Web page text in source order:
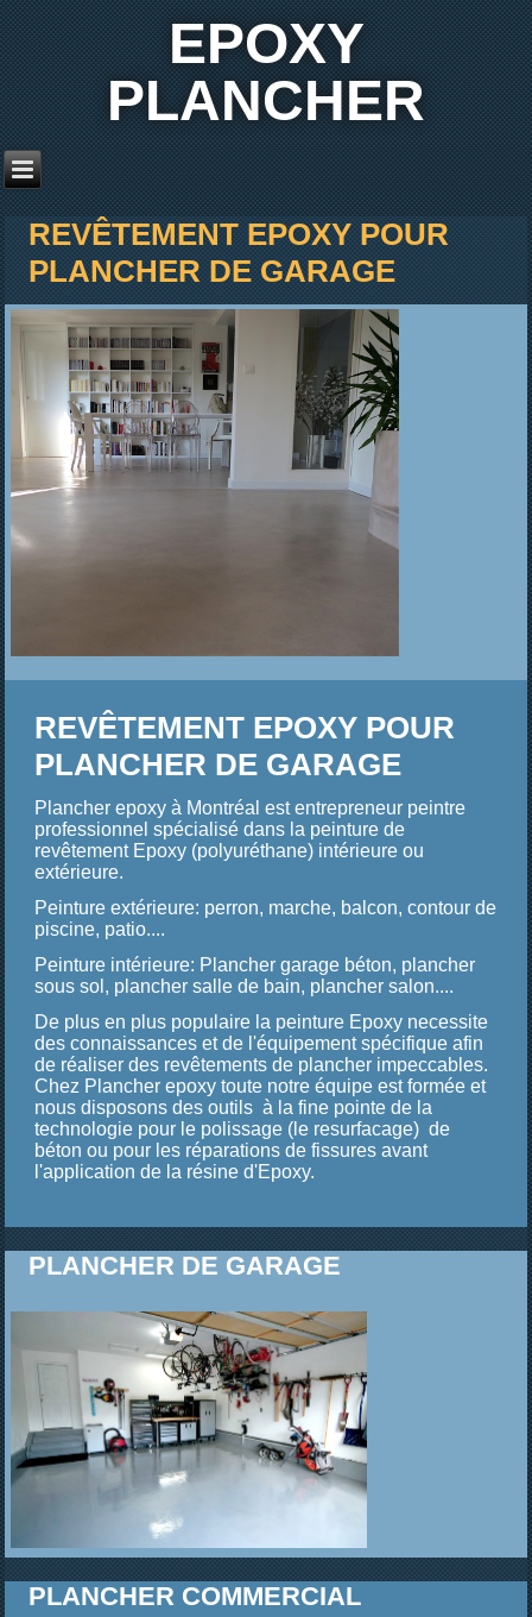
EPOXY
PLANCHER
REVÊTEMENT EPOXY POUR
PLANCHER DE GARAGE
REVÊTEMENT EPOXY POUR
PLANCHER DE GARAGE
Plancher epoxy à Montréal est entrepreneur peintre
professionnel spécialisé dans la peinture de
revêtement Epoxy (polyuréthane) intérieure ou
extérieure.
Peinture extérieure: perron, marche, balcon, contour de
piscine, patio....
Peinture intérieure: Plancher garage béton, plancher
sous sol, plancher salle de bain, plancher salon....
De plus en plus populaire la peinture Epoxy necessite
des connaissances et de l'équipement spécifique afin
de réaliser des revêtements de plancher impeccables.
Chez Plancher epoxy toute notre équipe est formée et
nous disposons des outils à la fine pointe de la
technologie pour le polissage (le resurfacage) de
béton ou pour les réparations de fissures avant
l'application de la résine d'Epoxy.
PLANCHER DE GARAGE
PLANCHER COMMERCIAL